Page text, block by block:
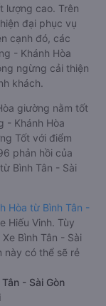
lượng cao. Trên
đại phục vụ
cạnh đó, các
- Khánh Hòa
ngừng cải thiện
khách.
giường nằm tốt
- Khánh Hòa
Tốt với điểm
phản hồi của
Bình Tân - Sài
Hòa từ Bình Tân -
Hiếu Vinh. Tùy
Bình Tân - Sài
này có thể sẽ rẻ
- Sài Gòn